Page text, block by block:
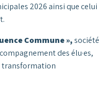
2026 ainsi que celui
Commune »,société
des élu·es,
transformation